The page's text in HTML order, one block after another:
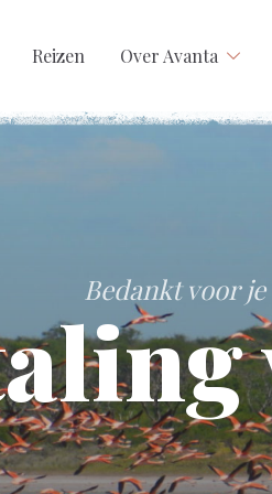
Reizen Over Avanta
Bedankt voor